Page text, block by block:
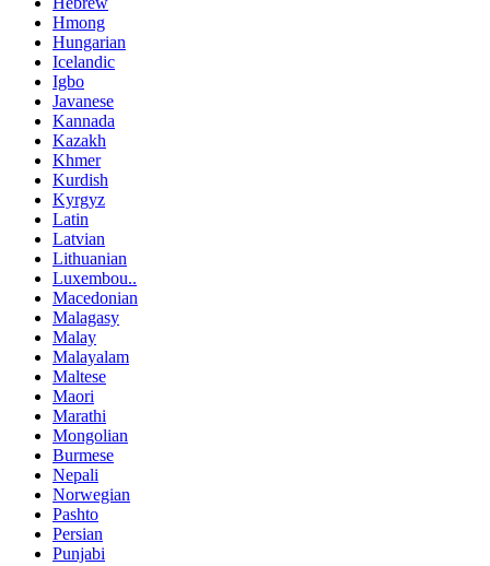
Hmong
Hungarian
Icelandic
Igbo
Javanese
Kannada
Kazakh
Khmer
Kurdish
Kyrgyz
Latin
Latvian
Lithuanian
Luxembou..
Macedonian
Malagasy
Malay
Malayalam
Maltese
Maori
Marathi
Mongolian
Burmese
Nepali
Norwegian
Pashto
Persian
Punjabi